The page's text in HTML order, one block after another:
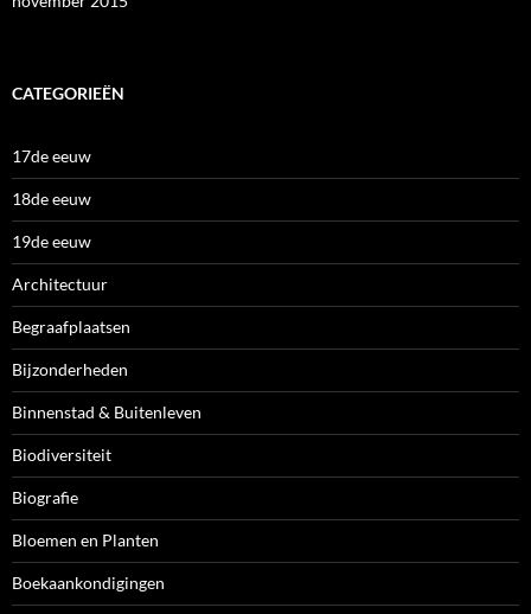
CATEGORIEËN
17de eeuw
18de eeuw
19de eeuw
Architectuur
Begraafplaatsen
Bijzonderheden
Binnenstad & Buitenleven
Biodiversiteit
Biografie
Bloemen en Planten
Boekaankondigingen